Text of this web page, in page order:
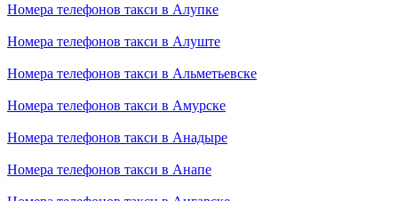
Номера телефонов такси в Алупке
Номера телефонов такси в Алуште
Номера телефонов такси в Альметьевске
Номера телефонов такси в Амурске
Номера телефонов такси в Анадыре
Номера телефонов такси в Анапе